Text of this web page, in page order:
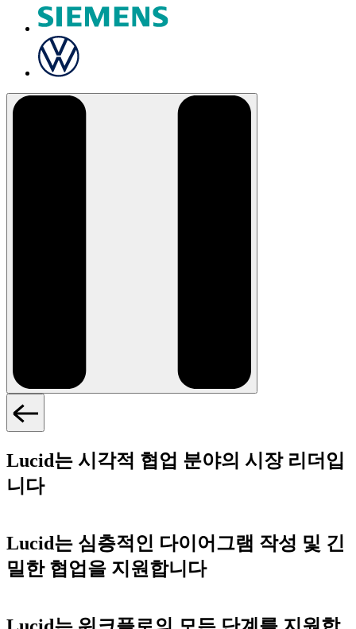
Lucid는 시각적 협업 분야의 시장 리더입
니다
Lucid는 심층적인 다이어그램 작성 및 긴
밀한 협업을 지원합니다